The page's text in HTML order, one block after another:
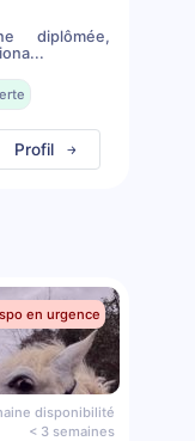
diplômée,
Profil
en urgence
disponibilité
< 3 semaines